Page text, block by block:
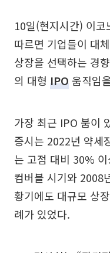
10일(현지시간) 이코
따르면 기업들이 대
상장을 선택하는 경
의 대형 IPO 움직임
가장 최근 IPO 붐이
증시는 2022년 약세
는 고점 대비 30%
컴버블 시기와 2008
황기에도 대규모 상
례가 있었다.